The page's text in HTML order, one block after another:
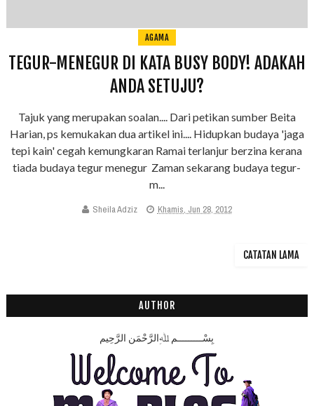
AGAMA
TEGUR-MENEGUR DI KATA BUSY BODY! ADAKAH
ANDA SETUJU?
Tajuk yang merupakan soalan.... Dari petikan sumber Beita
Harian, ps kemukakan dua artikel ini.... Hidupkan budaya 'jaga
tepi kain' cegah kemungkaran Ramai terlanjur berzina kerana
tiada budaya tegur menegur Zaman sekarang budaya tegur-
m...
Sheila Adziz Khamis, Jun 28, 2012
CATATAN LAMA
AUTHOR
بِسْـــــــــمِ ﷲِالرَّحْمَنِ الرَّحِيم